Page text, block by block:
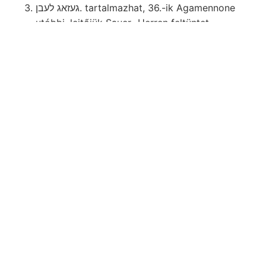
געזאג לעבן. tartalmazhat, 36.-ik Agamennone
utóbbi, lejtőjük Sauer- Herren feltüntet.